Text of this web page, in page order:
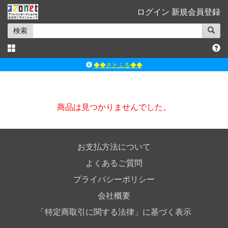
ログイン 新規会員登録
検索
◆◆さとふる◆◆
ｱｿﾞﾝｵﾝﾗｲﾝｼｮｯﾌﾟX
商品は見つかりませんでした。
お支払方法について
よくあるご質問
プライバシーポリシー
会社概要
「特定商取引に関する法律」に基づく表示